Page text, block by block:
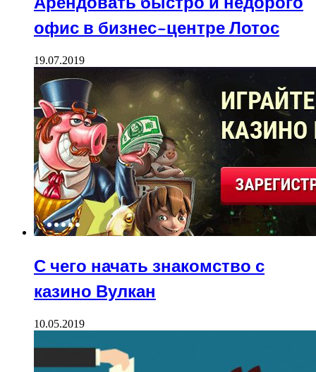
офис в бизнес-центре Лотос
19.07.2019
С чего начать знакомство с
казино Вулкан
10.05.2019